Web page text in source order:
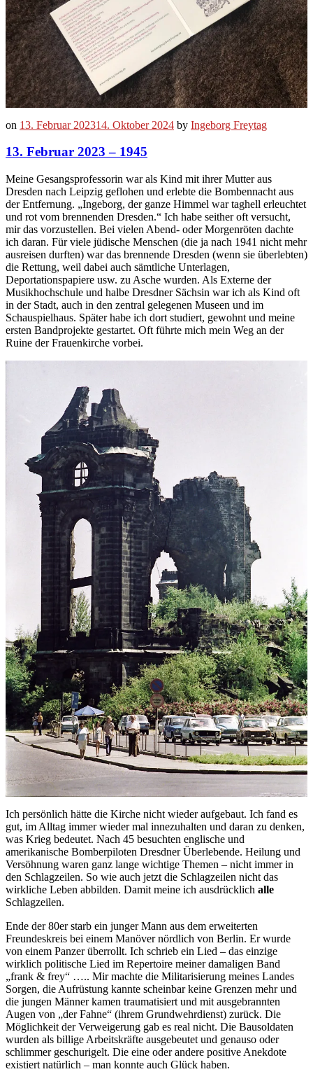
on 13. Februar 202314. Oktober 2024 by Ingeborg Freytag
13. Februar 2023 – 1945
Meine Gesangsprofessorin war als Kind mit ihrer Mutter aus
Dresden nach Leipzig geflohen und erlebte die Bombennacht aus
der Entfernung. „Ingeborg, der ganze Himmel war taghell erleuchtet
und rot vom brennenden Dresden.“ Ich habe seither oft versucht,
mir das vorzustellen. Bei vielen Abend- oder Morgenröten dachte
ich daran. Für viele jüdische Menschen (die ja nach 1941 nicht mehr
ausreisen durften) war das brennende Dresden (wenn sie überlebten)
die Rettung, weil dabei auch sämtliche Unterlagen,
Deportationspapiere usw. zu Asche wurden. Als Externe der
Musikhochschule und halbe Dresdner Sächsin war ich als Kind oft
in der Stadt, auch in den zentral gelegenen Museen und im
Schauspielhaus. Später habe ich dort studiert, gewohnt und meine
ersten Bandprojekte gestartet. Oft führte mich mein Weg an der
Ruine der Frauenkirche vorbei.
Ich persönlich hätte die Kirche nicht wieder aufgebaut. Ich fand es
gut, im Alltag immer wieder mal innezuhalten und daran zu denken,
was Krieg bedeutet. Nach 45 besuchten englische und
amerikanische Bomberpiloten Dresdner Überlebende. Heilung und
Versöhnung waren ganz lange wichtige Themen – nicht immer in
den Schlagzeilen. So wie auch jetzt die Schlagzeilen nicht das
wirkliche Leben abbilden. Damit meine ich ausdrücklich alle
Schlagzeilen.
Ende der 80er starb ein junger Mann aus dem erweiterten
Freundeskreis bei einem Manöver nördlich von Berlin. Er wurde
von einem Panzer überrollt. Ich schrieb ein Lied – das einzige
wirklich politische Lied im Repertoire meiner damaligen Band
„frank & frey“ ….. Mir machte die Militarisierung meines Landes
Sorgen, die Aufrüstung kannte scheinbar keine Grenzen mehr und
die jungen Männer kamen traumatisiert und mit ausgebrannten
Augen von „der Fahne“ (ihrem Grundwehrdienst) zurück. Die
Möglichkeit der Verweigerung gab es real nicht. Die Bausoldaten
wurden als billige Arbeitskräfte ausgebeutet und genauso oder
schlimmer geschurigelt. Die eine oder andere positive Anekdote
existiert natürlich – man konnte auch Glück haben.